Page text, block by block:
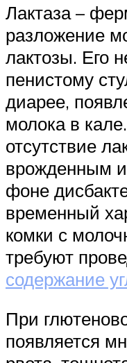
Лактаза –
разложение
лактозы. Его
пенистому
диарее,
молока в
отсутствие
врожденным
фоне
временный
комки с
требуют
содержание
При
появляется